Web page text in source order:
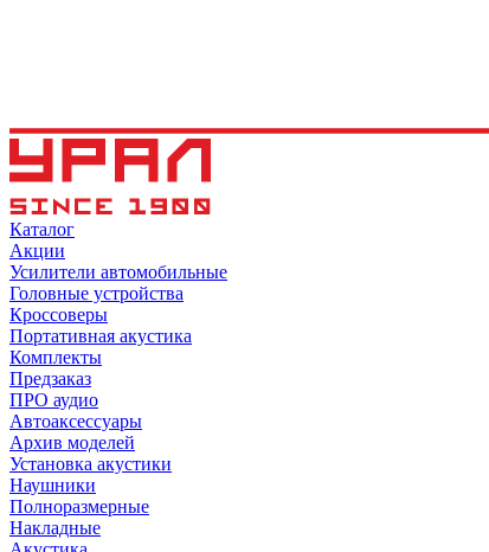
Каталог
Акции
Усилители автомобильные
Головные устройства
Кроссоверы
Портативная акустика
Комплекты
Предзаказ
ПРО аудио
Автоаксессуары
Архив моделей
Установка акустики
Наушники
Полноразмерные
Накладные